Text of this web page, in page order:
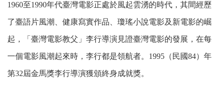
1960至1990年代臺灣電影正處於風起雲湧的時代，其間經歷
了臺語片風潮、健康寫實作品、瓊瑤小說電影及新電影的崛
起，「臺灣電影教父」李行導演見證臺灣電影的發展，在每
一個電影風潮起來時，李行都是領航者。1995（民國84）年
第32屆金馬獎李行導演獲頒終身成就獎。